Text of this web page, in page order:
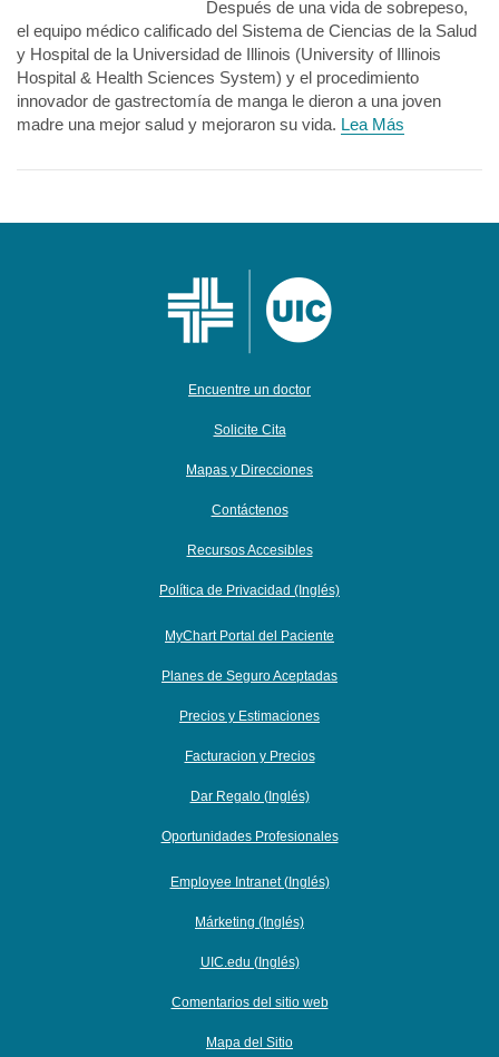
Después de una vida de sobrepeso,
el equipo médico calificado del Sistema de Ciencias de la Salud
y Hospital de la Universidad de Illinois (University of Illinois
Hospital & Health Sciences System) y el procedimiento
innovador de gastrectomía de manga le dieron a una joven
madre una mejor salud y mejoraron su vida. Lea Más
Encuentre un doctor
Solicite Cita
Mapas y Direcciones
Contáctenos
Recursos Accesibles
Política de Privacidad (Inglés)
MyChart Portal del Paciente
Planes de Seguro Aceptadas
Precios y Estimaciones
Facturacion y Precios
Dar Regalo (Inglés)
Oportunidades Profesionales
Employee Intranet (Inglés)
Márketing (Inglés)
UIC.edu (Inglés)
Comentarios del sitio web
Mapa del Sitio